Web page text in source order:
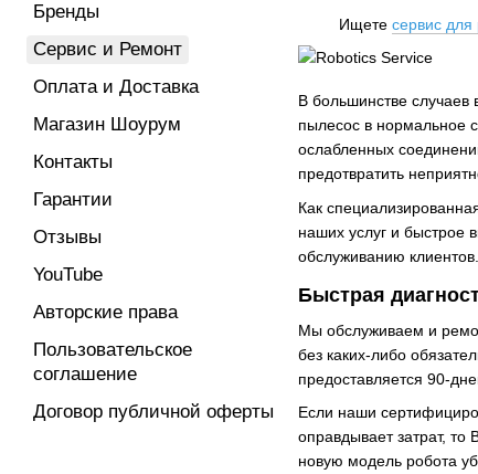
Ищете сервис
В большинстве случаев
пылесос в нормальное
ослабленных
предотвратить
Как
наших услуг и
обслуживанию клиентов.
Быстрая
Мы обслуживаем и
без каких-либо
предоставляется 90-
Если наши
оправдывает затрат,
новую модель робота
Бренды
Сервис и Ремонт
Оплата и Доставка
Магазин Шоурум
Контакты
Гарантии
Отзывы
YouTube
Авторские права
Пользовательское
соглашение
Договор публичной оферты